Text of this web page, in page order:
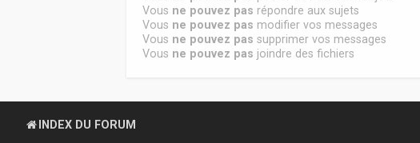
Vous ne pouvez pas répondre aux sujets
Vous ne pouvez pas modifier vos messages
Vous ne pouvez pas supprimer vos messages
Vous ne pouvez pas joindre des fichiers
INDEX DU FORUM